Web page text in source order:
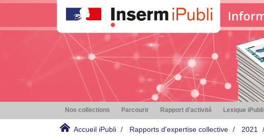
Nos collections Parcourir Rapport d'activité Lexique iPubli
Accueil iPubli Rapports d'expertise collective 2021